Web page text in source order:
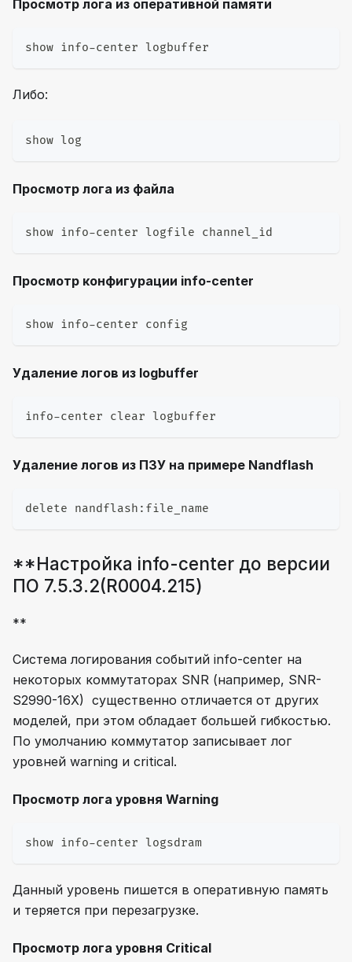
Просмотр лога из оперативной памяти
show info-center logbuffer
Либо:
show log
Просмотр лога из файла
show info-center logfile channel_id
Просмотр конфигурации info-center
show info-center config
Удаление логов из logbuffer
info-center clear logbuffer
Удаление логов из ПЗУ на примере Nandflash
delete nandflash:file_name
**Настройка info-center до версии
ПО 7.5.3.2(R0004.215)
**
Система логирования событий info-center на
некоторых коммутаторах SNR (например, SNR-
S2990-16X) существенно отличается от других
моделей, при этом обладает большей гибкостью.
По умолчанию коммутатор записывает лог
уровней warning и critical.
Просмотр лога уровня Warning
show info-center logsdram
Данный уровень пишется в оперативную память
и теряется при перезагрузке.
Просмотр лога уровня Critical